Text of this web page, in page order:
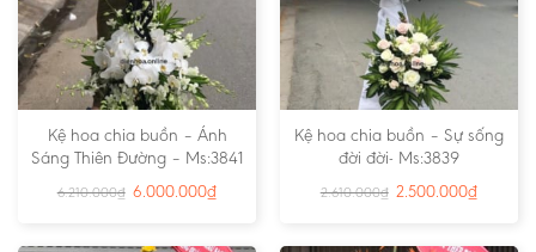
Kệ hoa chia buồn – Ánh
Sáng Thiên Đường – Ms:3841
6.210.000₫ 6.000.000₫
Kệ hoa chia buồn – Sự sống
đời đời- Ms:3839
2.610.000₫ 2.500.000₫